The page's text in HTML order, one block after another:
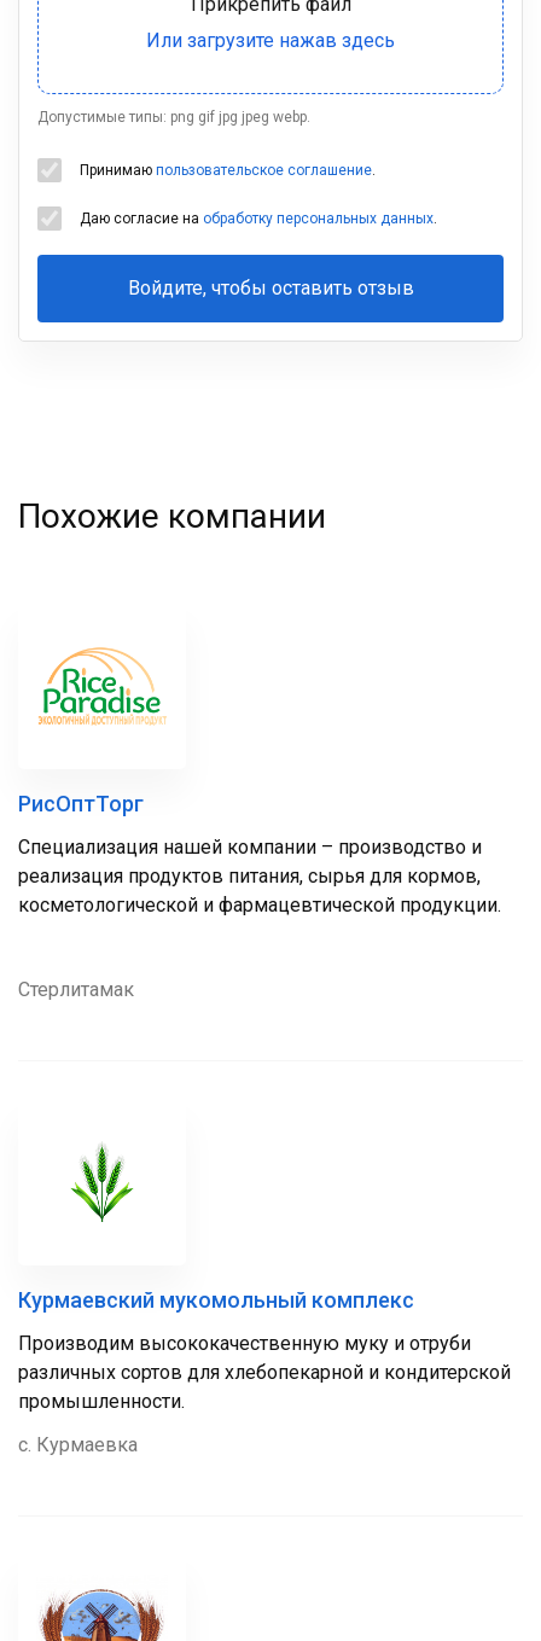
Допустимые типы: png gif jpg jpeg webp.
Принимаю пользовательское соглашение.
Даю согласие на обработку персональных данных.
Войдите, чтобы оставить отзыв
Ваша
Похожие компании
РисОптТорг
Специализация нашей компании – производство и
реализация продуктов питания, сырья для кормов,
косметологической и фармацевтической продукции.
Стерлитамак
Курмаевский мукомольный комплекс
Производим высококачественную муку и отруби
различных сортов для хлебопекарной и кондитерской
промышленности.
с. Курмаевка